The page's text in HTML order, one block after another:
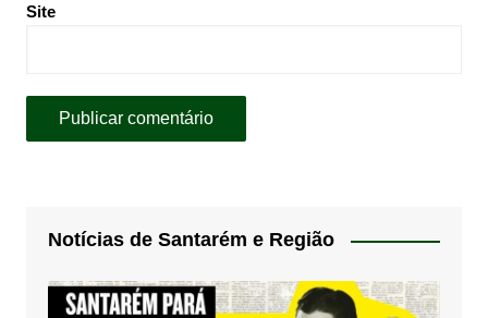
Site
Notícias de Santarém e Região